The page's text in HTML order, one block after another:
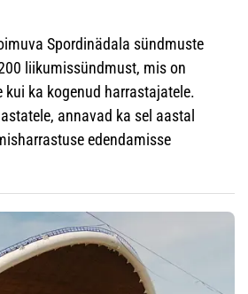
Spordinädala sündmuste
liikumissündmust, mis on
ka kogenud harrastajatele.
annavad ka sel aastal
edendamisse